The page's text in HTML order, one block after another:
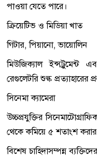
পাওয়া যেতে পারে।
ক্রিয়েটিভ ও মিডিয়া খাত
গিটার, পিয়ানো, ভায়োলিন
মিউজিক্যাল ইন্সট্রুমেন্ট
রেগুলেটরি শুল্ক প্রত্যাহারের
সিনেমা ক্যামেরা
উচ্চপ্রযুক্তির
থেকে কমিয়ে ৫ শতাংশ করার
বিশেষ চাহিদাসম্পন্ন